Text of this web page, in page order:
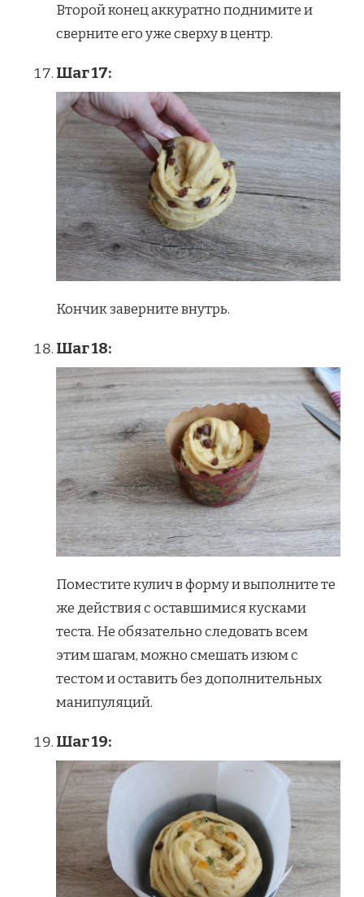
Второй конец аккуратно поднимите и
сверните его уже сверху в центр.
Шаг 17:
Кончик заверните внутрь.
Шаг 18:
Поместите кулич в форму и выполните те
же действия с оставшимися кусками
теста. Не обязательно следовать всем
этим шагам, можно смешать изюм с
тестом и оставить без дополнительных
манипуляций.
Шаг 19: